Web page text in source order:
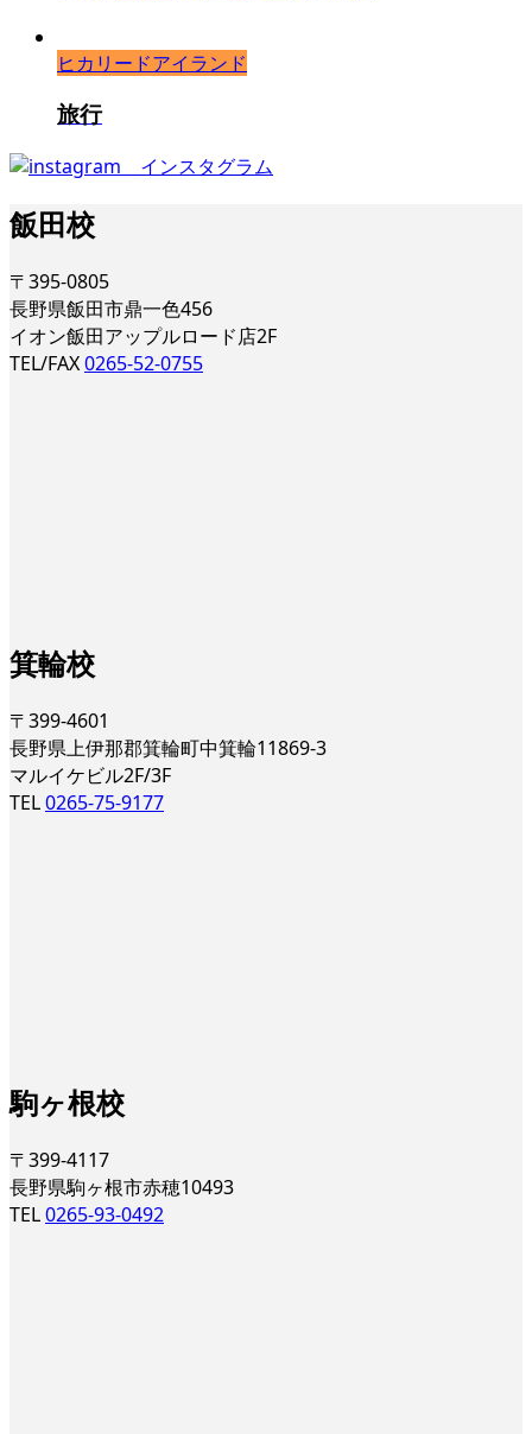
ヒカリードアイランド
旅行
飯田校
〒395-0805
長野県飯田市鼎一色456
イオン飯田アップルロード店2F
TEL/FAX0265-52-0755
箕輪校
〒399-4601
長野県上伊那郡箕輪町中箕輪11869-3
マルイケビル2F/3F
TEL0265-75-9177
駒ヶ根校
〒399-4117
長野県駒ヶ根市赤穂10493
TEL0265-93-0492